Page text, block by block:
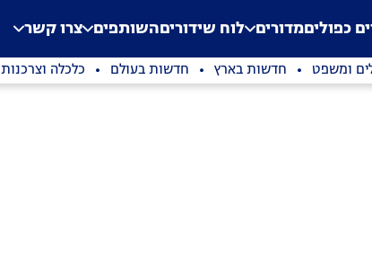
Application error: a
. כפוליםמדורים לוח שידוריםהשותפים צרו קשר
ומשפט חדשות בארץ חדשות בעולם כלכלה וצרכנות